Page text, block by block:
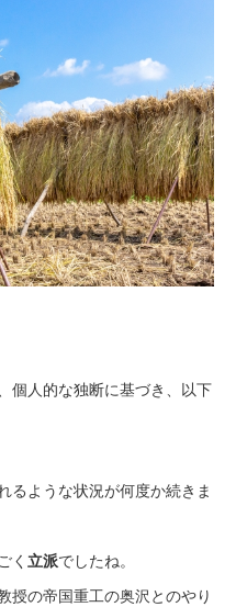
個人的な独断に基づき、以下
るような状況が何度か続きま
く 立派でしたね。
授の帝国重工の奥沢とのやり